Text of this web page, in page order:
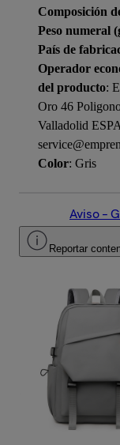
Composición
Peso numeral
País de
Operador
del producto:
Oro 46
Valladolid
Color: Gris
Aviso –
Reportar